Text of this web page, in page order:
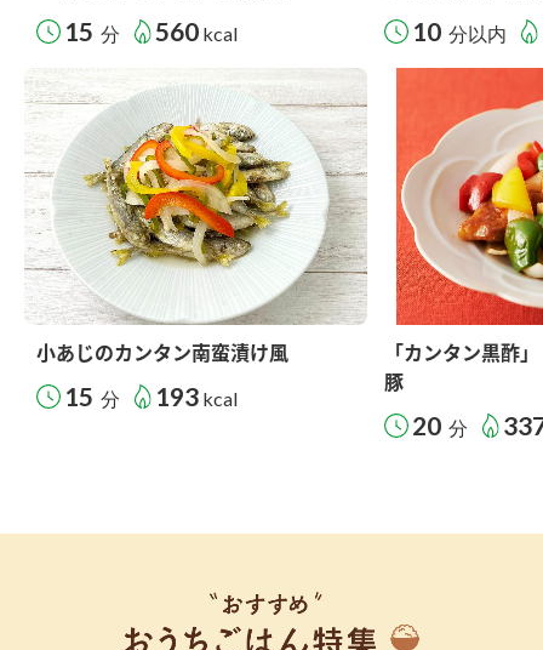
15 分 560 kcal 10 分以内
小あじのカンタン南蛮漬け風
15 分 193 kcal
「カンタン黒酢
豚
20 分